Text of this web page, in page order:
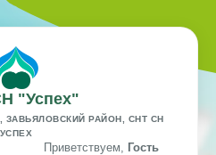
"Успех"
ЗАВЬЯЛОВСКИЙ РАЙОН, СНТ СН
УСПЕХ
Приветствуем, Гость